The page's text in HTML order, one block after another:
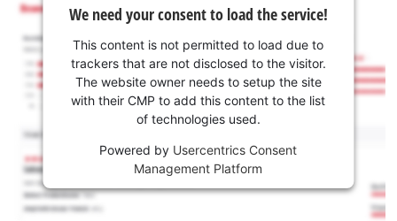
We need your consent to load the service!
This content is not permitted to load due to
trackers that are not disclosed to the visitor.
The website owner needs to setup the site
with their CMP to add this content to the list
of technologies used.
Powered by Usercentrics Consent
Management Platform